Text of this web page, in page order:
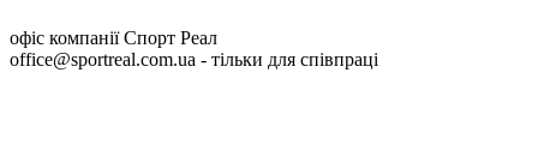
офіс компанії Спорт Реал
office@sportreal.com.ua - тільки для співпраці